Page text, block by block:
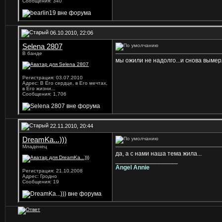
06.10.2010, 22:06
Selena 2807
В банде
Регистрация: 03.07.2010
Адрес: В Его сердце, в Его мечтах,
в Его жизни...
Сообщения: 1,706
мы ожили не надолго...и снова
22.11.2010, 20:44
DreamKa...)))
Младенец
Регистрация: 21.10.2008
Адрес: Гродно
Сообщения: 19
да, а с нами наша тема жила...
Angel Annie